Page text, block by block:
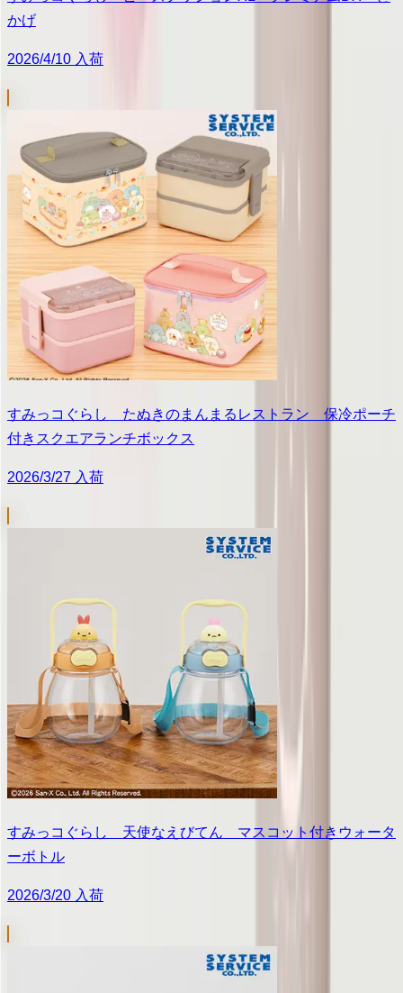
かげ
2026/4/10 入荷
すみっコぐらし たぬきのまんまるレストラン 保冷ポーチ
付きスクエアランチボックス
2026/3/27 入荷
すみっコぐらし 天使なえびてん マスコット付きウォータ
ーボトル
2026/3/20 入荷